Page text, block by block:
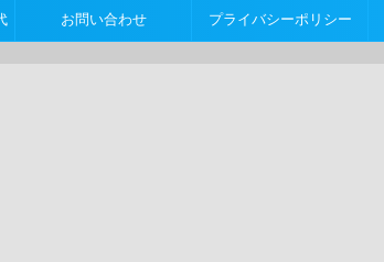
お問い合わせ プライバシーポリシー